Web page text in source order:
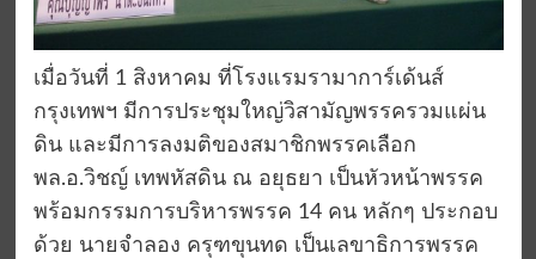
เมื่อวันที่ 1 สิงหาคม ที่โรงแรมรามาการ์เด้นส์
กรุงเทพฯ มีการประชุมใหญ่วิสามัญพรรครวมแผ่น
ดิน และมีการลงมติของสมาชิกพรรคเลือก
พล.อ.วิชญ์ เทพหัสดิน ณ อยุธยา เป็นหัวหน้าพรรค
พร้อมกรรมการบริหารพรรค 14 คน หลักๆ ประกอบ
ด้วย นายจำลอง ครุฑขุนทด เป็นเลขาธิการพรรค